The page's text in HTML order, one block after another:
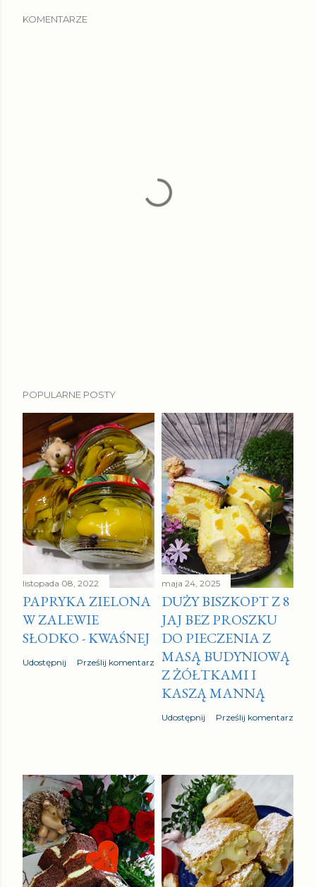
KOMENTARZE
POPULARNE POSTY
listopada 08, 2022
PAPRYKA ZIELONA
W ZALEWIE
SŁODKO - KWAŚNEJ
Udostępnij Prześlij komentarz
maja 24, 2025
DUŻY BISZKOPT Z 8
JAJ BEZ PROSZKU
DO PIECZENIA Z
MASĄ BUDYNIOWĄ
Z ŻÓŁTKAMI I
KASZĄ MANNĄ
Udostępnij Prześlij komentarz